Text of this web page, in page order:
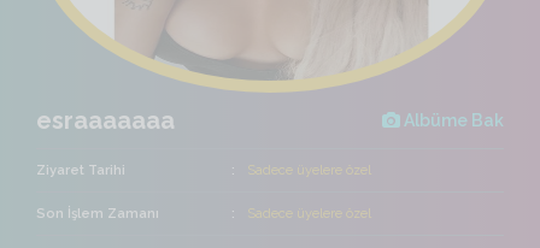
esraaaaaaa Albüme Bak
Ziyaret Tarihi Sadece üyelere özel
Son İşlem Zamanı Sadece üyelere özel